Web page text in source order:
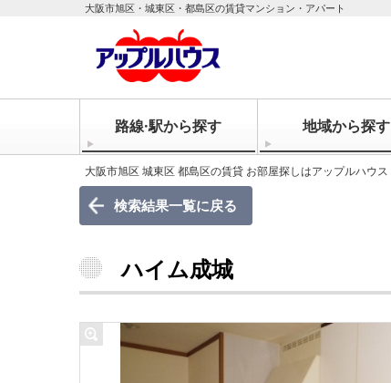
大阪市旭区・城東区・都島区の賃貸マンション・アパート
路線·駅から探す 地域から探す
大阪市旭区 城東区 都島区の賃貸 お部屋探しはアップルハウス
検索結果一覧に戻る
ハイム成城